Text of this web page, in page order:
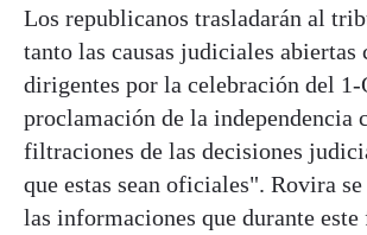
Los republicanos trasladarán al
tanto las causas judiciales abiertas
dirigentes por la celebración del 1-
proclamación de la independencia
filtraciones de las decisiones
que estas sean oficiales". Rovira
las informaciones que durante este